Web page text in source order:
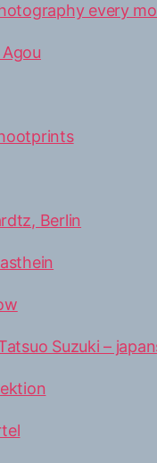
every
Berlin
Suzuki –